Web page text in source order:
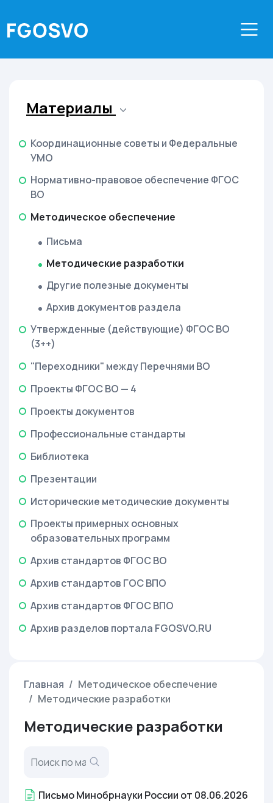
Материалы
Координационные советы и Федеральные
УМО
Нормативно-правовое обеспечение ФГОС
ВО
Методическое обеспечение
Письма
Методические разработки
Другие полезные документы
Архив документов раздела
Утвержденные (действующие) ФГОС ВО
(3++)
"Переходники" между Перечнями ВО
Проекты ФГОС ВО — 4
Проекты документов
Профессиональные стандарты
Библиотека
Презентации
Исторические методические документы
Проекты примерных основных
образовательных программ
Архив стандартов ФГОС ВО
Архив стандартов ГОС ВПО
Архив стандартов ФГОС ВПО
Архив разделов портала FGOSVO.RU
Главная
Методическое обеспечение
Методические разработки
Методические разработки
Письмо Минобрнауки России от 08.06.2026